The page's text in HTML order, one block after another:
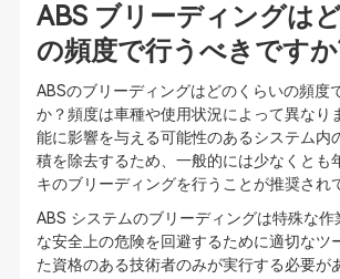
ABS ブリーディングは
の頻度で行うべきです
ABSのブリーディングはどのくらいの頻度
か？頻度は車種や使用状況によって異なり
能に影響を与える可能性のあるシステム内
積を除去するため、一般的には少なくとも
キのブリーディングを行うことが推奨され
ABS システムのブリーディングは特殊な作
な安全上の危険を回避するために適切なツ
た資格のある技術者のみが実行する必要が